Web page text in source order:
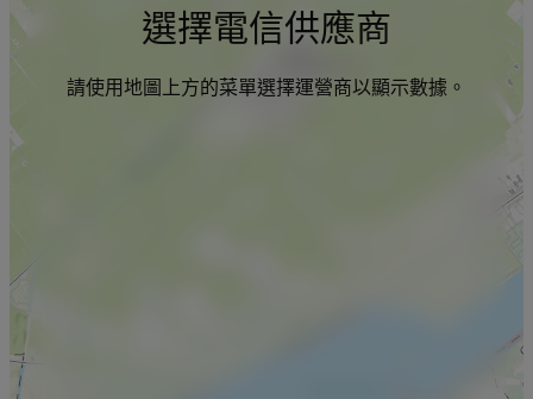
選擇電信供應商
請使用地圖上方的菜單選擇運營商以顯示數據。